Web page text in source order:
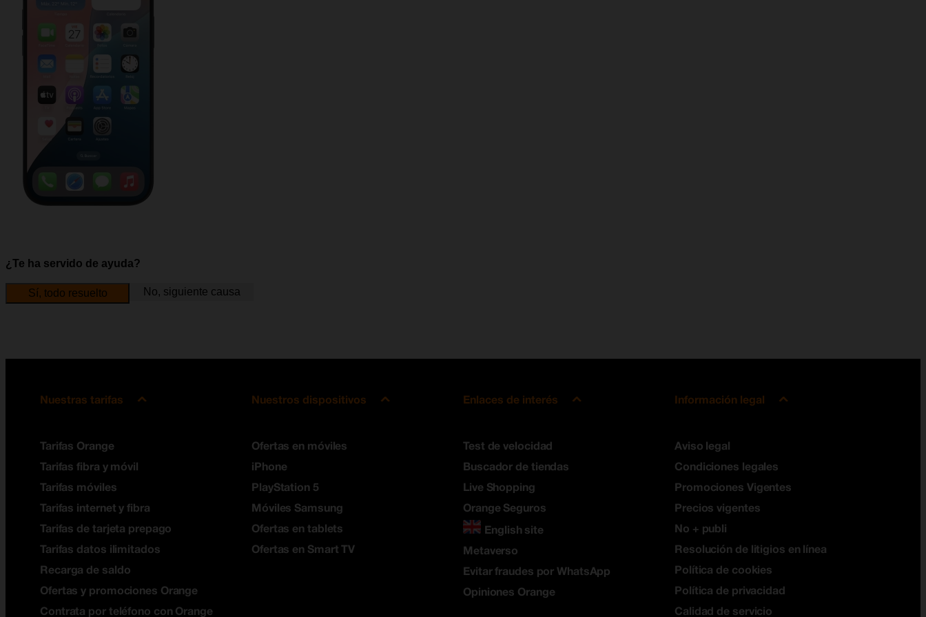
¿Te ha servido de ayuda?
Sí, todo resuelto No, siguiente causa
Nuestras tarifas
Tarifas Orange
Tarifas fibra y móvil
Tarifas móviles
Tarifas internet y fibra
Tarifas de tarjeta prepago
Tarifas datos ilimitados
Recarga de saldo
Ofertas y promociones Orange
Contrata por teléfono con Orange
Nuestros dispositivos
Ofertas en móviles
iPhone
PlayStation 5
Móviles Samsung
Ofertas en tablets
Ofertas en Smart TV
Enlaces de interés
Test de velocidad
Buscador de tiendas
Live Shopping
Orange Seguros
English site
Metaverso
Evitar fraudes por WhatsApp
Opiniones Orange
Información legal
Aviso legal
Condiciones legales
Promociones Vigentes
Precios vigentes
No + publi
Resolución de litigios en línea
Política de cookies
Política de privacidad
Calidad de servicio